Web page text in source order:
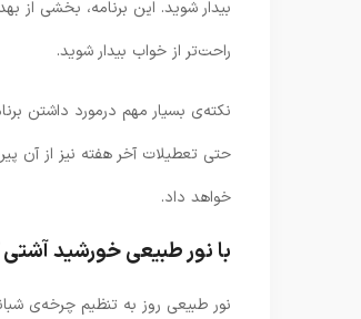
بیدار شوید. این برنامه، بخشی
راحت‌تر از خواب بیدار شوید.
نکته‌ی بسیار مهم درمورد داشتن
حتی تعطیلات آخر هفته نیز از آن
خواهد داد.
با نور طبیعی خورشید آشتی
نور طبیعی روز به تنظیم چرخه‌ی